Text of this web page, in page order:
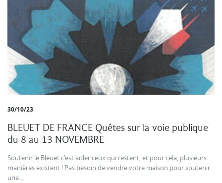
30/10/23
BLEUET DE FRANCE Quêtes sur la voie publique
du 8 au 13 NOVEMBRE
Soutenir le Bleuet c’est aider ceux qui restent, et pour cela, plusieurs
manières existent ! Pas besoin de vendre votre maison pour soutenir
une...